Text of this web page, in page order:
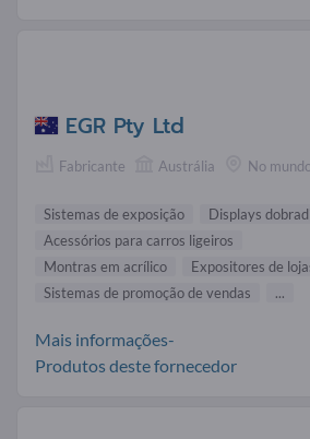
EGR Pty Ltd
Fabricante Austrália No
Sistemas de exposição
Displays
Acessórios para carros ligeiros
Montras em acrílico
Expositores de
Sistemas de promoção de vendas
...
Mais informações-
Produtos deste fornecedor